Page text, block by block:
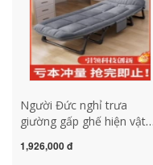
Người Đức nghỉ trưa
giường gấp ghế hiện vật
giản di động ngủ trưa
1,926,000 đ